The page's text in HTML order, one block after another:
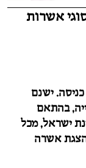
אשרות
ישנם
בהתאם
ישראל, מכל
אשרה